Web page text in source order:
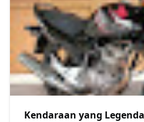
Kendaraan yang